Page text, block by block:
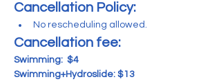
Cancellation Policy:
No rescheduling allowed.
Cancellation fee:
Swimming:  $4
Swimming+Hydroslide: $13